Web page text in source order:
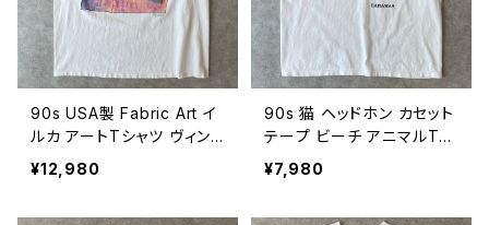
90s USA製 Fabric Art イ
ルカ アートTシャツ ヴィン
テージ アニマル 動物 絶滅
危惧種 Don't Say Goodb
¥12,980
90s 猫 ヘッドホン カセット
テープ ビーチ アニマルTシ
ャツ ヴィンテージ 動物 ネ
コ ねこ 古着 砂浜 90年代
¥7,980